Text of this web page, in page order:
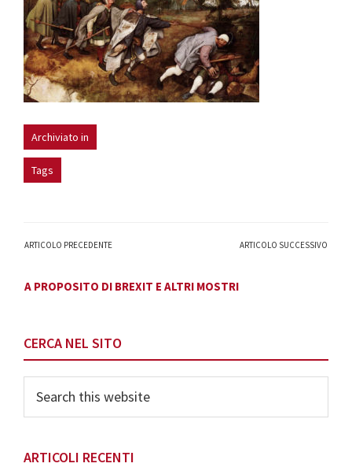
Archiviato in
Tags
ARTICOLO PRECEDENTE
A PROPOSITO DI BREXIT E ALTRI MOSTRI
ARTICOLO SUCCESSIVO
Primary
Sidebar
CERCA NEL SITO
this
ARTICOLI RECENTI